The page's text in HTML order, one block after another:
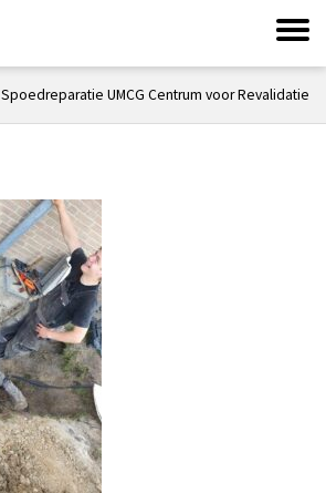
Spoedreparatie UMCG Centrum voor Revalidatie